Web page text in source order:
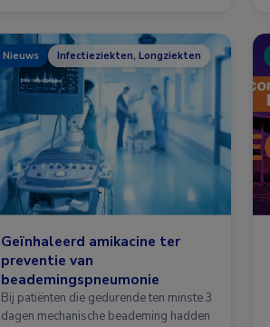
Nieuws Infectieziekten, Longziekten
Geïnhaleerd amikacine ter
preventie van
beademingspneumonie
Bij patiënten die gedurende ten minste 3
dagen mechanische beademing hadden